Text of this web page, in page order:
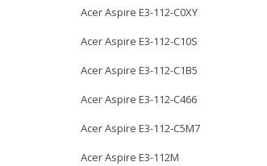
Acer Aspire E3-112-C0XY
Acer Aspire E3-112-C10S
Acer Aspire E3-112-C1B5
Acer Aspire E3-112-C466
Acer Aspire E3-112-C5M7
Acer Aspire E3-112M